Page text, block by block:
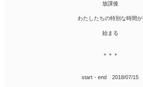
放課後
わたしたちの特別な時間が
始まる
＊＊＊
start・end 2018/07/15